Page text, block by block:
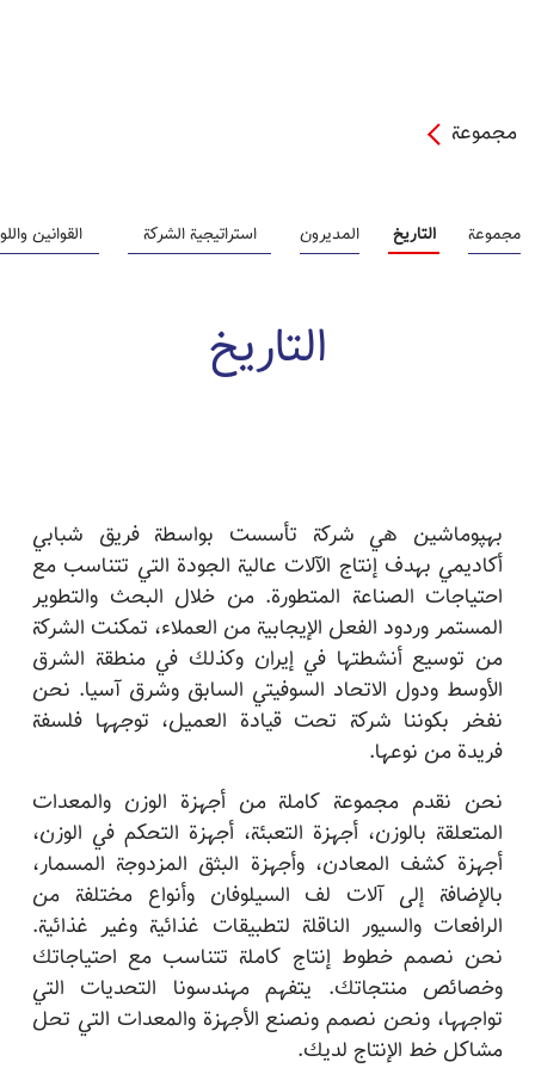
مجموعة
التاريخ
مجموعة التاريخ المديرون استراتيجية الشركة القوانين
بهپوماشین هي شركة تأسست بواسطة فريق شبابي
أكاديمي بهدف إنتاج الآلات عالية الجودة التي تتناسب مع
احتياجات الصناعة المتطورة. من خلال البحث والتطوير
المستمر وردود الفعل الإيجابية من العملاء، تمكنت الشركة
من توسيع أنشطتها في إيران وكذلك في منطقة الشرق
الأوسط ودول الاتحاد السوفيتي السابق وشرق آسيا. نحن
نفخر بكوننا شركة تحت قيادة العميل، توجهها فلسفة
فريدة من نوعها.
نحن نقدم مجموعة كاملة من أجهزة الوزن والمعدات
المتعلقة بالوزن، أجهزة التعبئة، أجهزة التحكم في الوزن،
أجهزة كشف المعادن، وأجهزة البثق المزدوجة المسمار،
بالإضافة إلى آلات لف السيلوفان وأنواع مختلفة من
الرافعات والسيور الناقلة لتطبيقات غذائية وغير غذائية.
نحن نصمم خطوط إنتاج كاملة تتناسب مع احتياجاتك
وخصائص منتجاتك. يتفهم مهندسونا التحديات التي
تواجهها، ونحن نصمم ونصنع الأجهزة والمعدات التي تحل
مشاكل خط الإنتاج لديك.